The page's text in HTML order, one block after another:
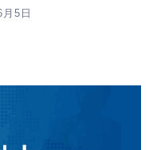
5日